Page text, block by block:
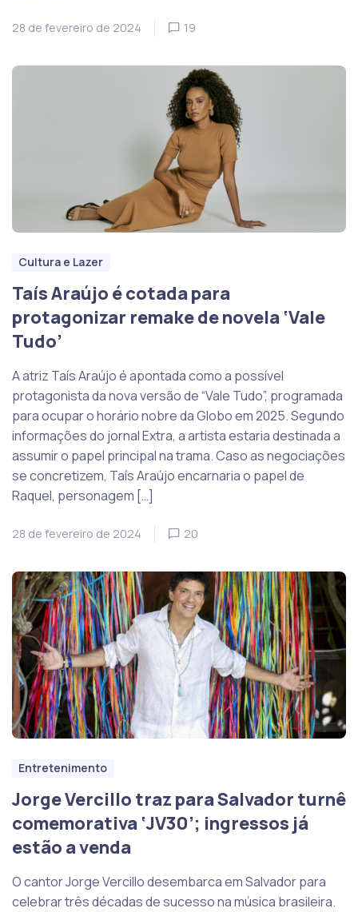
28 de fevereiro de 2024 19
Cultura e Lazer
Taís Araújo é cotada para
protagonizar remake de novela ‘Vale
Tudo’
A atriz Taís Araújo é apontada como a possível
protagonista da nova versão de “Vale Tudo”, programada
para ocupar o horário nobre da Globo em 2025. Segundo
informações do jornal Extra, a artista estaria destinada a
assumir o papel principal na trama. Caso as negociações
se concretizem, Taís Araújo encarnaria o papel de
Raquel, personagem […]
28 de fevereiro de 2024 20
Entretenimento
Jorge Vercillo traz para Salvador turnê
comemorativa ‘JV30’; ingressos já
estão a venda
O cantor Jorge Vercillo desembarca em Salvador para
celebrar três décadas de sucesso na música brasileira.